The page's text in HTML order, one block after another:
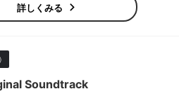
詳しくみる
Soundtrack